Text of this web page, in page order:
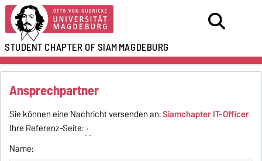
STUDENT CHAPTER OF SIAMMAGDEBURG
Ansprechpartner
Sie können eine Nachricht versenden an:Siamchapter IT-Officer
Ihre Referenz-Seite:
Name: